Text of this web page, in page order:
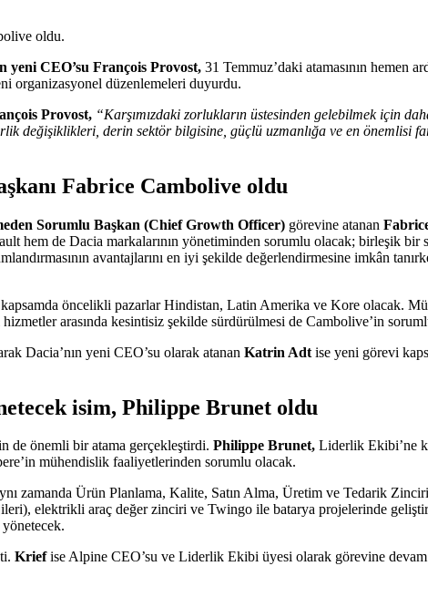
oldu.
yeni CEO’su François Provost, 31 Temmuz’daki atamasının hemen
organizasyonel düzenlemeleri duyurdu.
Provost, “Karşımızdaki zorlukların üstesinden gelebilmek için
değişiklikleri, derin sektör bilgisine, güçlü uzmanlığa ve en önemlisi
Fabrice Cambolive oldu
Sorumlu Başkan (Chief Growth Officer) görevine atanan
hem de Dacia markalarının yönetiminden sorumlu olacak; birleşik
avantajlarını en iyi şekilde değerlendirmesine imkân
öncelikli pazarlar Hindistan, Latin Amerika ve Kore olacak.
arasında kesintisiz şekilde sürdürülmesi de Cambolive’in
Dacia’nın yeni CEO’su olarak atanan Katrin Adt ise yeni görevi
isim, Philippe Brunet oldu
de önemli bir atama gerçekleştirdi. Philippe Brunet, Liderlik Ekibi’ne
mühendislik faaliyetlerinden sorumlu olacak.
zamanda Ürün Planlama, Kalite, Satın Alma, Üretim ve Tedarik
elektrikli araç değer zinciri ve Twingo ile batarya projelerinde
Kriefise Alpine CEO’su ve Liderlik Ekibi üyesi olarak görevine